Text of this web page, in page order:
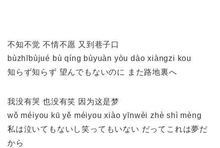
不知不觉 不情不愿 又到巷子口
bùzhībùjué bù qíng bùyuàn yòu dào xiàngzi kou
知らず知らず 望んでもないのに また路地裏へ
我没有哭 也没有笑 因为这是梦
wǒ méiyou kū yě méiyou xiào yīnwèi zhè shì mèng
私は泣いてもないし笑ってもいない だってこれは夢だ
から